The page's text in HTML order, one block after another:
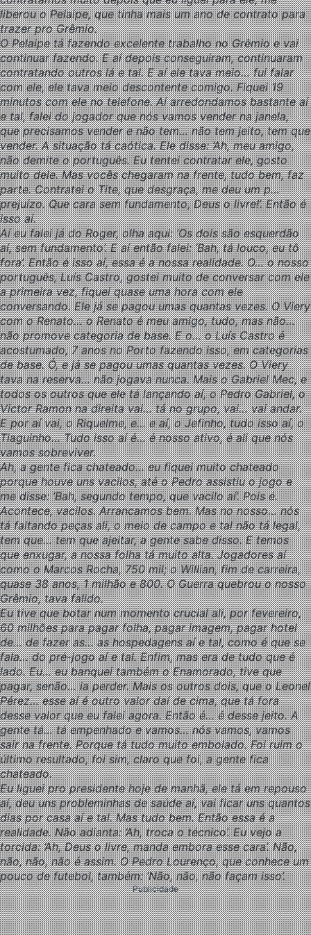
liberou o Pelaipe, que tinha mais um ano de contrato para
trazer pro Grêmio.
O Pelaipe tá fazendo excelente trabalho no Grêmio e vai
continuar fazendo. E aí depois conseguiram, continuaram
contratando outros lá e tal. E aí ele tava meio… fui falar
com ele, ele tava meio descontente comigo. Fiquei 19
minutos com ele no telefone. Aí arredondamos bastante aí
e tal, falei do jogador que nós vamos vender na janela,
que precisamos vender e não tem… não tem jeito, tem que
vender. A situação tá caótica. Ele disse: ‘Ah, meu amigo,
não demite o português. Eu tentei contratar ele, gosto
muito dele. Mas vocês chegaram na frente, tudo bem, faz
parte. Contratei o Tite, que desgraça, me deu um p…
prejuízo. Que cara sem fundamento, Deus o livre!’. Então é
isso aí.
Aí eu falei já do Roger, olha aqui: ‘Os dois são esquerdão
aí, sem fundamento’. E aí então falei: ‘Bah, tá louco, eu tô
fora’. Então é isso aí, essa é a nossa realidade. O… o nosso
português, Luís Castro, gostei muito de conversar com ele
a primeira vez, fiquei quase uma hora com ele
conversando. Ele já se pagou umas quantas vezes. O Viery
com o Renato… o Renato é meu amigo, tudo, mas não…
não promove categoria de base. E o… o Luís Castro é
acostumado, 7 anos no Porto fazendo isso, em categorias
de base. Ó, e já se pagou umas quantas vezes. O Viery
tava na reserva… não jogava nunca. Mais o Gabriel Mec, e
todos os outros que ele tá lançando aí, o Pedro Gabriel, o
Victor Ramon na direita vai… tá no grupo, vai… vai andar.
E por aí vai, o Riquelme, e… e aí, o Jefinho, tudo isso aí, o
Tiaguinho… Tudo isso aí é… é nosso ativo, é ali que nós
vamos sobreviver.
Ah, a gente fica chateado… eu fiquei muito chateado
porque houve uns vacilos, até o Pedro assistiu o jogo e
me disse: ‘Bah, segundo tempo, que vacilo aí’. Pois é.
Acontece, vacilos. Arrancamos bem. Mas no nosso… nós
tá faltando peças ali, o meio de campo e tal não tá legal,
tem que… tem que ajeitar, a gente sabe disso. E temos
que enxugar, a nossa folha tá muito alta. Jogadores aí
como o Marcos Rocha, 750 mil; o Willian, fim de carreira,
quase 38 anos, 1 milhão e 800. O Guerra quebrou o nosso
Grêmio, tava falido.
Eu tive que botar num momento crucial ali, por fevereiro,
60 milhões para pagar folha, pagar imagem, pagar hotel
de… de fazer as… as hospedagens aí e tal, como é que se
fala… do pré-jogo aí e tal. Enfim, mas era de tudo que é
lado. Eu… eu banquei também o Enamorado, tive que
pagar, senão… ia perder. Mais os outros dois, que o Leonel
Pérez… esse aí é outro valor daí de cima, que tá fora
desse valor que eu falei agora. Então é… é desse jeito. A
gente tá… tá empenhado e vamos… nós vamos, vamos
sair na frente. Porque tá tudo muito embolado. Foi ruim o
último resultado, foi sim, claro que foi, a gente fica
chateado.
Eu liguei pro presidente hoje de manhã, ele tá em repouso
aí, deu uns probleminhas de saúde aí, vai ficar uns quantos
dias por casa aí e tal. Mas tudo bem. Então essa é a
realidade. Não adianta: ‘Ah, troca o técnico’. Eu vejo a
torcida: ‘Ah, Deus o livre, manda embora esse cara’. Não,
não, não, não é assim. O Pedro Lourenço, que conhece um
pouco de futebol, também: ‘Não, não, não façam isso’.
Publicidade